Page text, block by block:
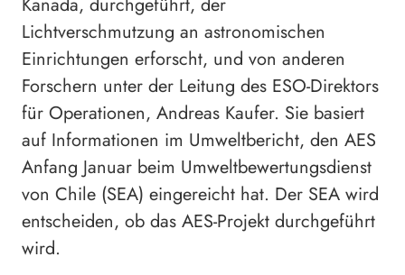
Lichtverschmutzung an astronomischen
Einrichtungen erforscht, und von anderen
Forschern unter der Leitung des ESO-Direktors
für Operationen, Andreas Kaufer. Sie basiert
auf Informationen im Umweltbericht, den AES
Anfang Januar beim Umweltbewertungsdienst
von Chile (SEA) eingereicht hat. Der SEA wird
entscheiden, ob das AES-Projekt durchgeführt
wird.